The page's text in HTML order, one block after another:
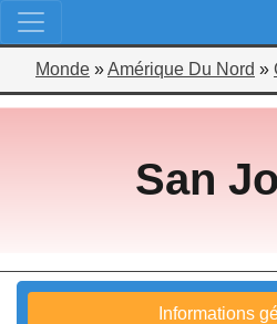
Monde »Amérique Du Nord »
San
Informations